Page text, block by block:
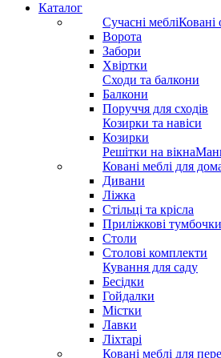
Каталог
Сучасні мебліКовані
Ворота
Забори
Хвіртки
Сходи та балкони
Балкони
Поруччя для сходів
Козирки та навіси
Козирки
Решітки на вікна
Ковані меблі для
Дивани
Ліжка
Стільці та крісла
Приліжкові тумбочки
Столи
Столові комплекти
Кування для саду
Бесідки
Гойдалки
Містки
Лавки
Ліхтарі
Ковані меблі для